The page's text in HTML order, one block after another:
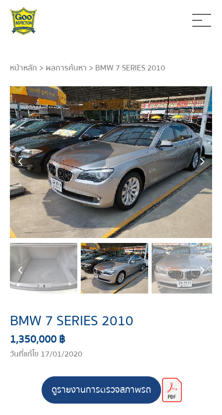
หน้าหลัก > ผลการค้นหา > BMW 7 SERIES 2010
BMW 7 SERIES 2010
1,350,000 ฿
วันที่แก้ไข 17/01/2020
ดูรายงานการตรวจสภาพรถ